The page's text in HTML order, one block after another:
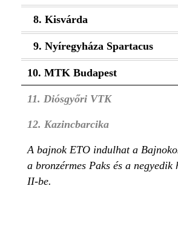
8. Kisvárda
9. Nyíregyháza Spartacus
10. MTK Budapest
11. Diósgyőri VTK
12. Kazincbarcika
A bajnok ETO indulhat a
a bronzérmes Paks és a
II-be.